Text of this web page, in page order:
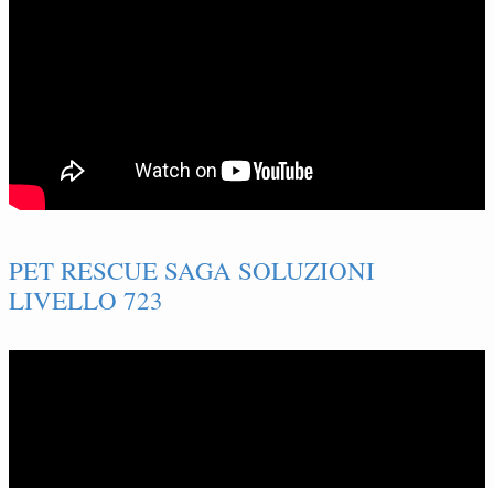
PET RESCUE SAGA SOLUZIONI
LIVELLO 723